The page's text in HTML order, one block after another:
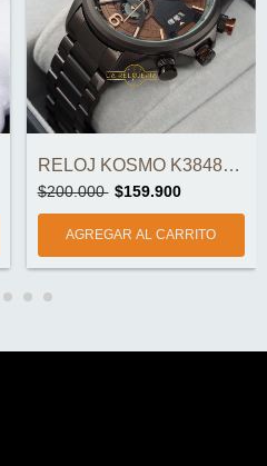
RELOJ KOSMO K3848G ORIGINAL
$200.000 $159.900